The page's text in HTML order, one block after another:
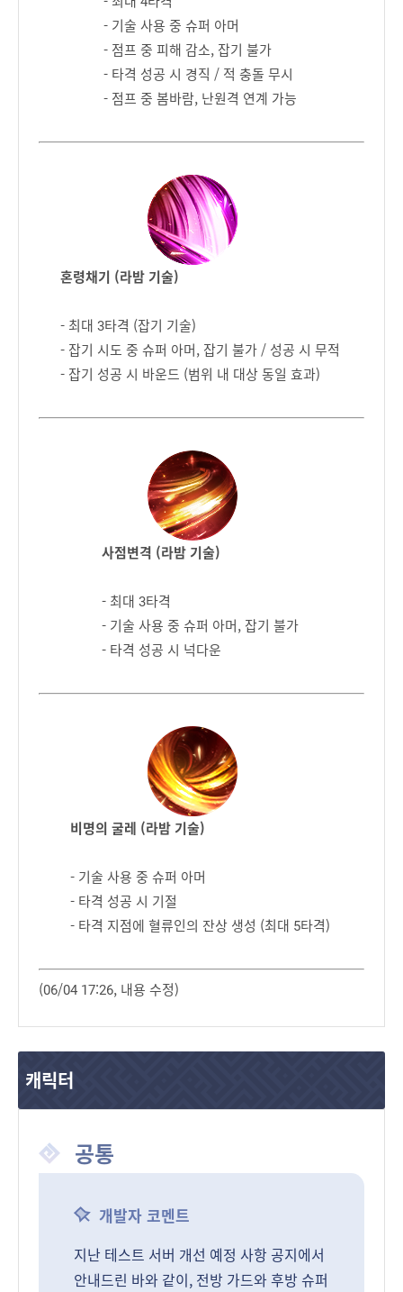
- 기술 사용 중 슈퍼 아머
- 점프 중 피해 감소, 잡기 불가
- 타격 성공 시 경직 / 적 충돌 무시
- 점프 중 봄바람, 난원격 연계 가능
혼령채기 (라밤 기술)
- 최대 3타격 (잡기 기술)
- 잡기 시도 중 슈퍼 아머, 잡기 불가 / 성공 시 무적
- 잡기 성공 시 바운드 (범위 내 대상 동일 효과)
사점변격 (라밤 기술)
- 최대 3타격
- 기술 사용 중 슈퍼 아머, 잡기 불가
- 타격 성공 시 넉다운
비명의 굴레 (라밤 기술)
- 기술 사용 중 슈퍼 아머
- 타격 성공 시 기절
- 타격 지점에 혈류인의 잔상 생성 (최대 5타격)
(06/04 17:26, 내용 수정)
캐릭터
공통
개발자 코멘트
지난 테스트 서버 개선 예정 사항 공지에서
안내드린 바와 같이, 전방 가드와 후방 슈퍼